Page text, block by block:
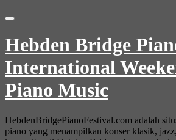
Hebden Bridge
International
Piano Music
HebdenBridgePianoFestival.com adalah
piano yang menampilkan konser klasik,